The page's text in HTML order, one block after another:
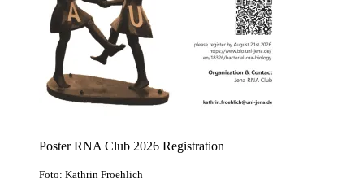
Poster RNA Club 2026 Registration
Foto: Kathrin Froehlich